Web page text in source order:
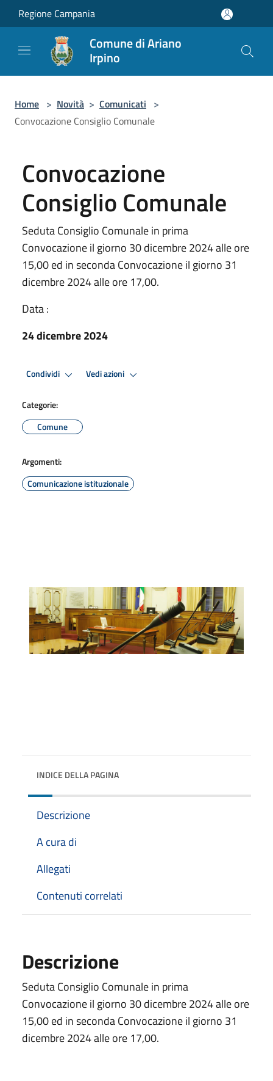
Salta al contenuto principale
Regione Campania
Comune di Ariano
Irpino
Home > Novità > Comunicati >
Convocazione Consiglio Comunale
Convocazione
Consiglio Comunale
Seduta Consiglio Comunale in prima
Convocazione il giorno 30 dicembre 2024 alle ore
15,00 ed in seconda Convocazione il giorno 31
dicembre 2024 alle ore 17,00.
Data :
24 dicembre 2024
Condividi Vedi azioni
Categorie:
Comune
Argomenti:
Comunicazione istituzionale
INDICE DELLA PAGINA
Descrizione
A cura di
Allegati
Contenuti correlati
Descrizione
Seduta Consiglio Comunale in prima
Convocazione il giorno 30 dicembre 2024 alle ore
15,00 ed in seconda Convocazione il giorno 31
dicembre 2024 alle ore 17,00.